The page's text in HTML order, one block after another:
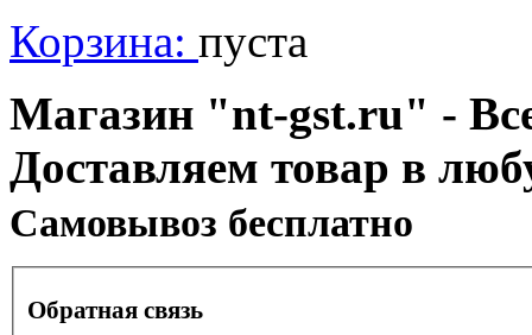
Корзина: пуста
Магазин "nt-gst.ru" -
Доставляем товар в
Cамовывоз бесплатно
Обратная связь